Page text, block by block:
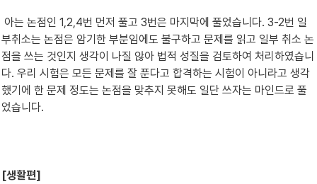
부취소는 논점은 암기한 부분임에도 불구하고 문제를 읽고 일부 취소 논
점을 쓰는 것인지 생각이 나질 않아 법적 성질을 검토하여 처리하였습니
다. 우리 시험은 모든 문제를 잘 푼다고 합격하는 시험이 아니라고 생각
했기에 한 문제 정도는 논점을 맞추지 못해도 일단 쓰자는 마인드로 풀
었습니다.
[생활편]